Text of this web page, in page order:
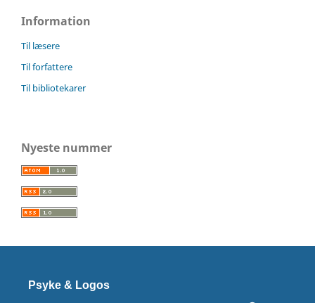
Information
Til læsere
Til forfattere
Til bibliotekarer
Nyeste nummer
Psyke & Logos